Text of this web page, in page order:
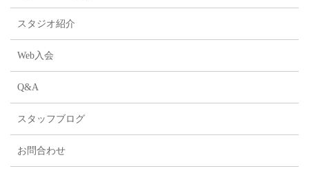
スタジオ紹介
Web入会
Q&A
スタッフブログ
お問合わせ